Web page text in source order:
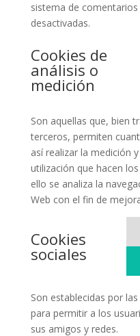
sistema de
desactivadas.
Cookies de
análisis o
medición
Son aquellas que, bien
terceros, permiten
así realizar la medición
utilización que hacen
ello se analiza la
Web con el fin de
Cookies
sociales
Son establecidas por
para permitir a los
sus amigos y redes.